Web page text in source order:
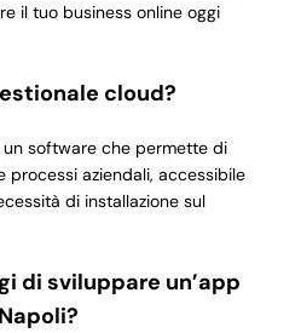
il tuo business online oggi
cloud?
un software che permette di
processi aziendali, accessibile
di installazione sul
di sviluppare un’app